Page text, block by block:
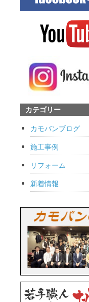
カテゴリー
カモバンブログ
施工事例
リフォーム
新着情報